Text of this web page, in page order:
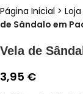
Página Inicial > Loja
de Sândalo em
Vela de
3,95 €